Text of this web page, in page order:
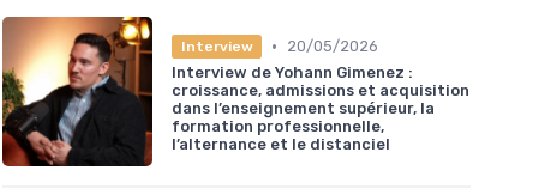
Interview •
20/05/2026
Interview de Yohann Gimenez :
croissance, admissions et acquisition
dans l’enseignement supérieur, la
formation professionnelle,
l’alternance et le distanciel